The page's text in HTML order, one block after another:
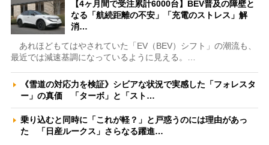
【4ヶ月間で受注累計6000台】BEV普及の障壁と
なる「航続距離の不安」「充電のストレス」解
消…
あれほどもてはやされていた「EV（BEV）シフト」の潮流も、
最近では減速基調になっているように見える。…
《雪道の対応力を検証》シビアな状況で実感した「フォレスタ
ー」の真価 「ターボ」と「スト…
乗り込むと同時に「これが軽？」と戸惑うのには理由があっ
た 「日産ルークス」さらなる躍進…